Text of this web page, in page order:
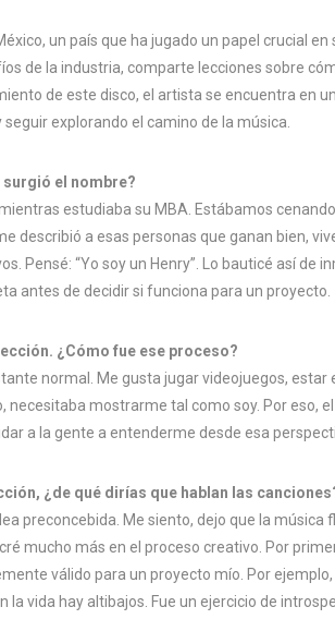
un país que ha jugado un papel crucial
de la industria, comparte lecciones sobre
de este disco, el artista se encuentra en
seguir explorando el camino de la música.
surgió el nombre?
estudiaba su MBA. Estábamos
describió a esas personas que ganan bien,
Pensé: “Yo soy un Henry”. Lo bauticé así de
antes de decidir si funciona para un proyecto.
¿Cómo fue ese proceso?
normal. Me gusta jugar videojuegos, estar
necesitaba mostrarme tal como soy. Por eso,
a la gente a entenderme desde esa
¿de qué dirías que hablan las
preconcebida. Me siento, dejo que la música
mucho más en el proceso creativo. Por
válido para un proyecto mío. Por ejemplo,
vida hay altibajos. Fue un ejercicio de